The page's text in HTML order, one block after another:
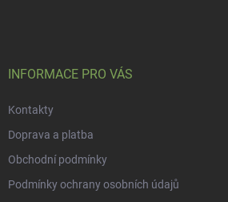
INFORMACE PRO VÁS
Kontakty
Doprava a platba
Obchodní podmínky
Podmínky ochrany osobních údajů